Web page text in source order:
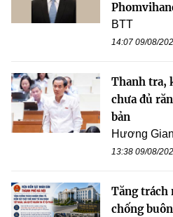
BTT
14:07 09/08/
Thanh tra,
chưa đủ
bản
Hương
13:38 09/08/
Tăng trách
chống